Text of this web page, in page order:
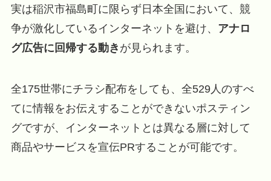
実は稲沢市福島町に限らず日本全国において、競
争が激化しているインターネットを避け、 アナロ
グ広告に回帰する動き が見られます。
全175世帯にチラシ配布をしても、全529人のすべ
てに情報をお伝えすることができないポスティン
グですが、インターネットとは異なる層に対して
商品やサービスを宣伝PRすることが可能です。